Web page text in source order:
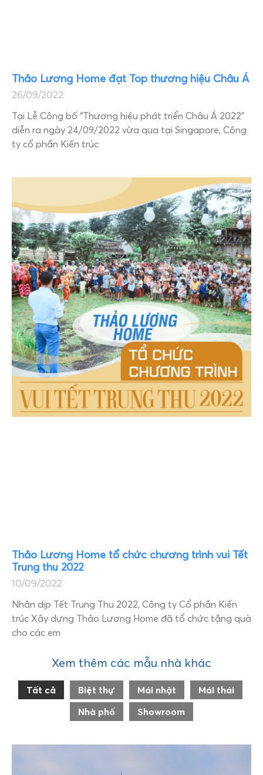
Thảo Lương Home đạt Top thương hiệu Châu Á
26/09/2022
Tại Lễ Công bố “Thương hiệu phát triển Châu Á 2022”
diễn ra ngày 24/09/2022 vừa qua tại Singapore, Công
ty cổ phần Kiến trúc
Thảo Lương Home tổ chức chương trình vui Tết
Trung thu 2022
10/09/2022
Nhân dịp Tết Trung Thu 2022, Công ty Cổ phần Kiến
trúc Xây dựng Thảo Lương Home đã tổ chức tặng quà
cho các em
Xem thêm các mẫu nhà khác
Tất cả Biệt thự Mái nhật
Mái thái
Nhà phố
Showroom